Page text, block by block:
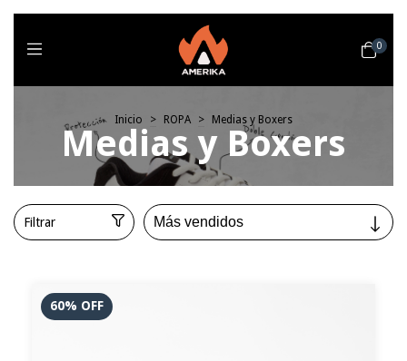
0
Inicio > ROPA > Medias y Boxers
Medias y Boxers
Filtrar
60% OFF